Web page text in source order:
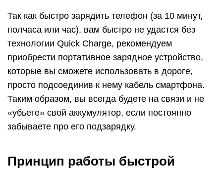
Так как быстро зарядить телефон (за 10 минут,
полчаса или час), вам быстро не удастся без
технологии Quick Charge, рекомендуем
приобрести портативное зарядное устройство,
которые вы сможете использовать в дороге,
просто подсоединив к нему кабель смартфона.
Таким образом, вы всегда будете на связи и не
«убьете» свой аккумулятор, если постоянно
забываете про его подзарядку.
Принцип работы быстрой